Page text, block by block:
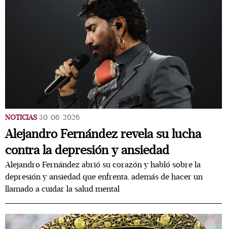
NOTICIAS 30/06/2026
Alejandro Fernández revela su lucha
contra la depresión y ansiedad
Alejandro Fernández abrió su corazón y habló sobre la
depresión y ansiedad que enfrenta, además de hacer un
llamado a cuidar la salud mental